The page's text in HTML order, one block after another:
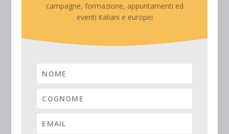
campagne, formazione, appuntamenti ed
eventi italiani e europei